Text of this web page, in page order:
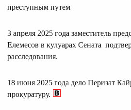
преступным путем
3 апреля 2025 года заместитель
Елемесов в кулуарах Сената
расследования.
18 июня 2025 года дело Перизат
прокуратуру.